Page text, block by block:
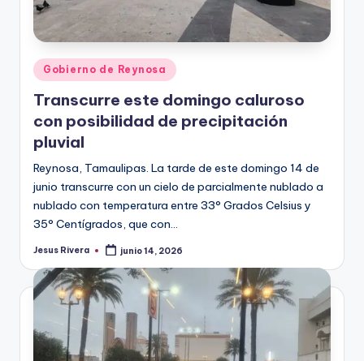
Publicado
en
Gobierno de Reynosa
Transcurre este domingo caluroso
con posibilidad de precipitación
pluvial
Reynosa, Tamaulipas. La tarde de este domingo 14 de
junio transcurre con un cielo de parcialmente nublado a
nublado con temperatura entre 33° Grados Celsius y
35° Centígrados, que con…
Publicado
Jesus Rivera junio 14, 2026